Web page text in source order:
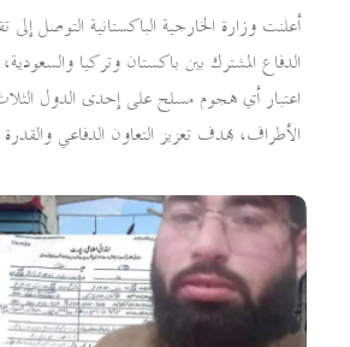
أعلنت وزارة الخارجية الباكستانية التوصل
الدفاع المشترك بين باكستان وتركيا
اعتبار أي هجوم مسلح على إحدى الدول
الأطراف، بهدف تعزيز التعاون الدفاعي